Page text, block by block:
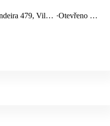
479, Vila
·Otevřeno do